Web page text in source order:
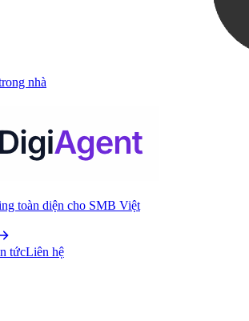
nhà
toàn diện cho SMB Việt
tứcLiên hệ